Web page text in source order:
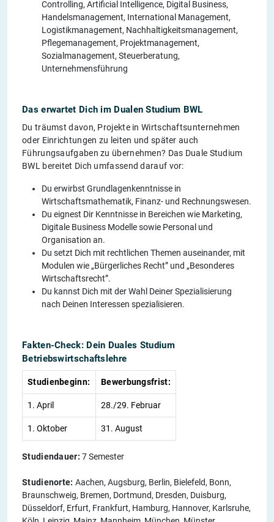
Controlling, Artificial Intelligence, Digital Business,
Handelsmanagement, International Management,
Logistikmanagement, Nachhaltigkeitsmanagement,
Pflegemanagement, Projektmanagement,
Sozialmanagement, Steuerberatung,
Unternehmensführung
Das erwartet Dich im Dualen Studium BWL
Du träumst davon, Projekte in Wirtschaftsunternehmen
oder Einrichtungen zu leiten und später auch
Führungsaufgaben zu übernehmen? Das Duale Studium
BWL bereitet Dich umfassend darauf vor:
Du erwirbst Grundlagenkenntnisse in
Wirtschaftsmathematik, Finanz- und Rechnungswesen.
Du eignest Dir Kenntnisse in Bereichen wie Marketing,
Digitale Business Modelle sowie Personal und
Organisation an.
Du setzt Dich mit rechtlichen Themen auseinander, mit
Modulen wie „Bürgerliches Recht” und „Besonderes
Wirtschaftsrecht”.
Du kannst Dich mit der Wahl Deiner Spezialisierung
nach Deinen Interessen spezialisieren.
Fakten-Check: Dein Duales Studium
Betriebswirtschaftslehre
Studienbeginn: Bewerbungsfrist:
1. April 28./29. Februar
1. Oktober 31. August
Studiendauer: 7 Semester
Studienorte: Aachen, Augsburg, Berlin, Bielefeld, Bonn,
Braunschweig, Bremen, Dortmund, Dresden, Duisburg,
Düsseldorf, Erfurt, Frankfurt, Hamburg, Hannover, Karlsruhe,